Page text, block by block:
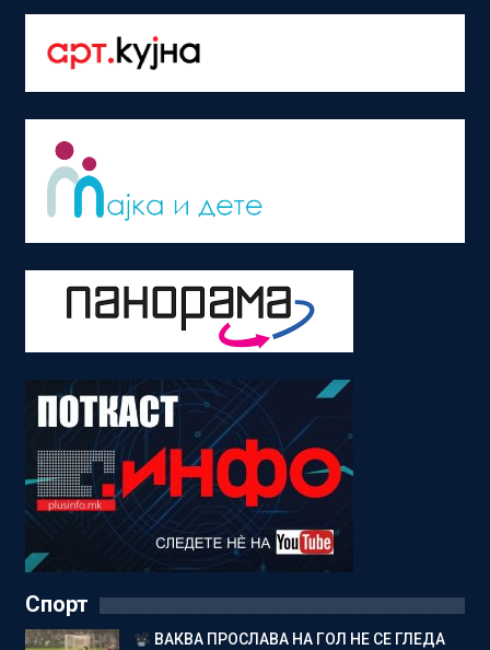
Спорт
ВАКВА ПРОСЛАВА НА ГОЛ НЕ СЕ ГЛЕДА